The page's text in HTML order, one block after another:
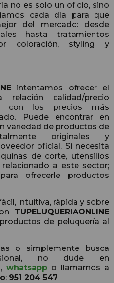
no es solo un oficio, sino
cada día para que
del mercado: desde
hasta tratamientos
coloración, styling y
intentamos ofrecer el
calidad/precio
con los precios más
Puede encontrar en
variedad de productos de
originales y
oficial. Si necesita
de corte, utensilios
a este sector;
ofrecerle productos
intuitiva, rápida y sobre
TUPELUQUERIAONLINE
de peluquería al
o simplemente busca
no dude en
,whatsapp o llamarnos a
: 951 204 547